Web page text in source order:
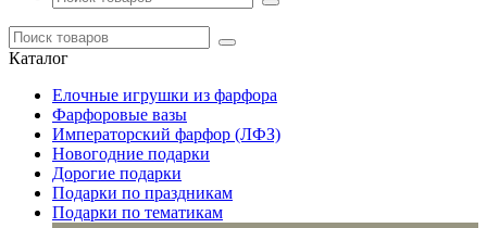
Каталог
Елочные игрушки из фарфора
Фарфоровые вазы
Императорский фарфор (ЛФЗ)
Новогодние подарки
Дорогие подарки
Подарки по праздникам
Подарки по тематикам